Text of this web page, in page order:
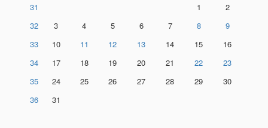
31 1
2
32
3 4 5 6 7 8
9
33
10 11 12 13 14 15
16
34
17 18 19 20 21 22
23
35
24 25 26 27 28 29
30
36
31